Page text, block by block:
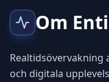
Om
Realtidsövervakning
och digitala